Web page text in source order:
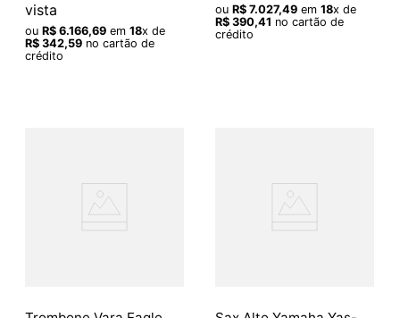
vista
ou R$ 6.166,69em 18x de
R$ 342,59no cartão de
crédito
ou R$ 7.027,49em 18x de
R$ 390,41 no cartão de
crédito